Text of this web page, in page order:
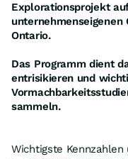
Explorationsprojekt
Ontario.
Das Programm dient
entrisikieren und
sammeln.
Wichtigste Kennzahlen